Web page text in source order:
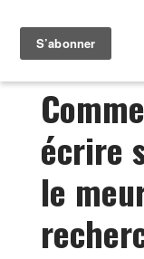
écrire
le